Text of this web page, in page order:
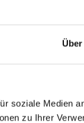
soziale Medien
zu Ihrer